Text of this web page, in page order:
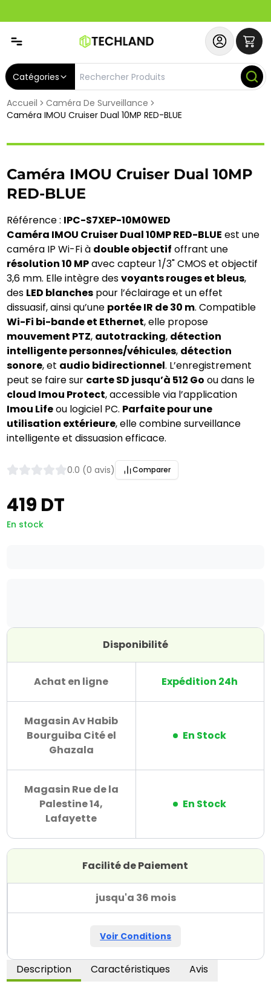
Catégories
Accueil
Caméra De Surveillance
Caméra IMOU Cruiser Dual 10MP RED-BLUE
Caméra IMOU Cruiser Dual 10MP
RED-BLUE
Référence : IPC-S7XEP-10M0WED
Caméra IMOU Cruiser Dual 10MP RED-BLUE est une
caméra IP Wi-Fi à double objectif offrant une
résolution 10 MPavec capteur 1/3" CMOS et objectif
3,6 mm. Elle intègre desvoyants rouges et bleus,
des LED blanches pour l’éclairage et un effet
dissuasif, ainsi qu’une portée IR de 30 m. Compatible
Wi-Fi bi-bande et Ethernet, elle propose
mouvement PTZ, autotracking, détection
intelligente personnes/véhicules, détection
sonore, et audio bidirectionnel. L’enregistrement
peut se faire sur carte SD jusqu’à 512 Go ou dans le
cloud Imou Protect, accessible via l’application
Imou Lifeou logiciel PC. Parfaite pour une
utilisation extérieure, elle combine surveillance
intelligente et dissuasion efficace.
0.0 (0 avis) Comparer
419 DT
En stock
Disponibilité
Achat en ligne Expédition 24h
Magasin Av Habib
Bourguiba Cité el
Ghazala
En Stock
Magasin Rue de la
Palestine 14,
Lafayette
En Stock
Facilité de Paiement
jusqu'a 36 mois
Voir Conditions
Description Caractéristiques Avis